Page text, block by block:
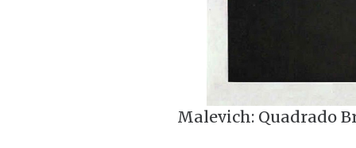
Malevich: Quadrado